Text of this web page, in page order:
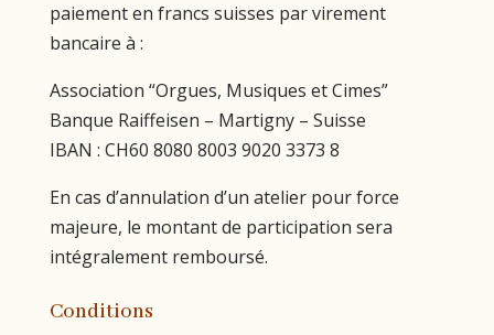
paiement en francs suisses par virement
bancaire à :
Association “Orgues, Musiques et Cimes”
Banque Raiffeisen – Martigny – Suisse
IBAN : CH60 8080 8003 9020 3373 8
En cas d’annulation d’un atelier pour force
majeure, le montant de participation sera
intégralement remboursé.
Conditions